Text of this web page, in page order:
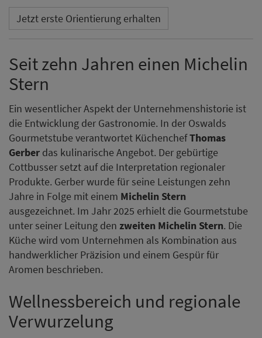
Jetzt erste Orientierung erhalten
Seit zehn Jahren einen Michelin
Stern
Ein wesentlicher Aspekt der Unternehmenshistorie ist
die Entwicklung der Gastronomie. In der Oswalds
Gourmetstube verantwortet KüchenchefThomas
Gerber das kulinarische Angebot. Der gebürtige
Cottbusser setzt auf die Interpretation regionaler
Produkte. Gerber wurde für seine Leistungen zehn
Jahre in Folge mit einem Michelin Stern
ausgezeichnet. Im Jahr 2025 erhielt die Gourmetstube
unter seiner Leitung den zweiten Michelin Stern. Die
Küche wird vom Unternehmen als Kombination aus
handwerklicher Präzision und einem Gespür für
Aromen beschrieben.
Wellnessbereich und regionale
Verwurzelung